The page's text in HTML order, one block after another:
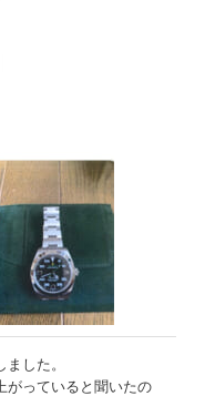
した。
がっていると聞いたの